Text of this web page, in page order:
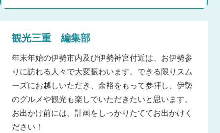
観光三重 編集部
年末年始の伊勢市内及び伊勢神宮付近は、お伊勢参
りに訪れる人々で大変賑わいます。できる限りスム
ーズにお越しいただき、余裕をもって参拝し、伊勢
のグルメや観光も楽しでいただきたいと思います。
お出かけ前には、計画をしっかりたててお出かけく
ださい！